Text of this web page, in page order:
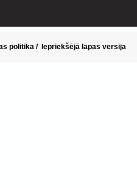
politika / Iepriekšējā lapas versija